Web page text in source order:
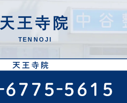
天王寺院
TENNOJI